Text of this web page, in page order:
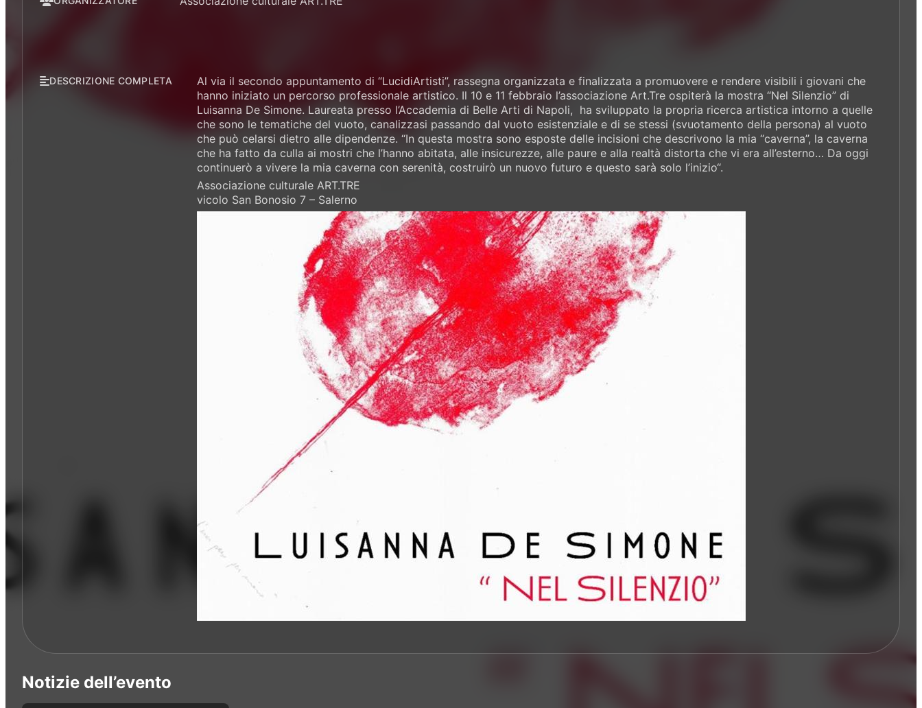
DESCRIZIONE COMPLETA
Al via il secondo appuntamento di “LucidiArtisti”, rassegna organizzata e finalizzata a promuovere e rendere visibili i giovani che
hanno iniziato un percorso professionale artistico. Il 10 e 11 febbraio l’associazione Art.Tre ospiterà la mostra “Nel Silenzio” di
Luisanna De Simone. Laureata presso l’Accademia di Belle Arti di Napoli, ha sviluppato la propria ricerca artistica intorno a quelle
che sono le tematiche del vuoto, canalizzasi passando dal vuoto esistenziale e di se stessi (svuotamento della persona) al vuoto
che può celarsi dietro alle dipendenze. “In questa mostra sono esposte delle incisioni che descrivono la mia “caverna”, la caverna
che ha fatto da culla ai mostri che l’hanno abitata, alle insicurezze, alle paure e alla realtà distorta che vi era all’esterno… Da oggi
continuerò a vivere la mia caverna con serenità, costruirò un nuovo futuro e questo sarà solo l’inizio“.
Associazione culturale ART.TRE
vicolo San Bonosio 7 – Salerno
Notizie dell’evento